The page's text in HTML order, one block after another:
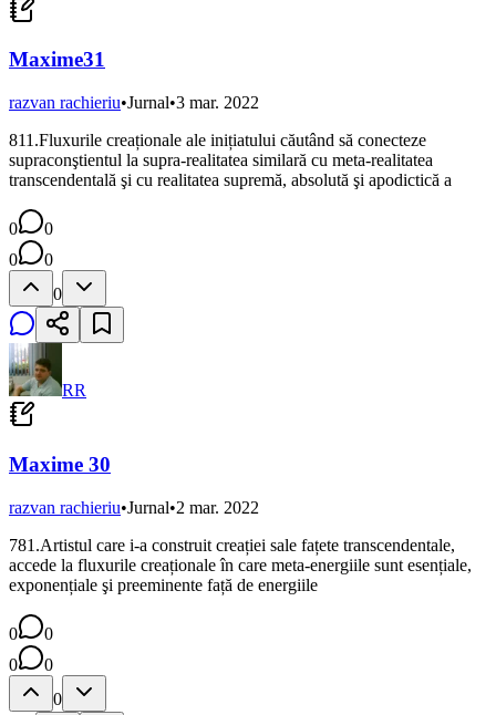
Maxime31
razvan rachieriu•Jurnal•3 mar. 2022
811.Fluxurile creaționale ale inițiatului căutând să conecteze
supraconştientul la supra-realitatea similară cu meta-realitatea
transcendentală şi cu realitatea supremă, absolută şi apodictică a
0
0
0
0
0
RR
Maxime 30
razvan rachieriu•Jurnal•2 mar. 2022
781.Artistul care i-a construit creației sale fațete transcendentale,
accede la fluxurile creaționale în care meta-energiile sunt esențiale,
exponențiale şi preeminente față de energiile
0
0
0
0
0